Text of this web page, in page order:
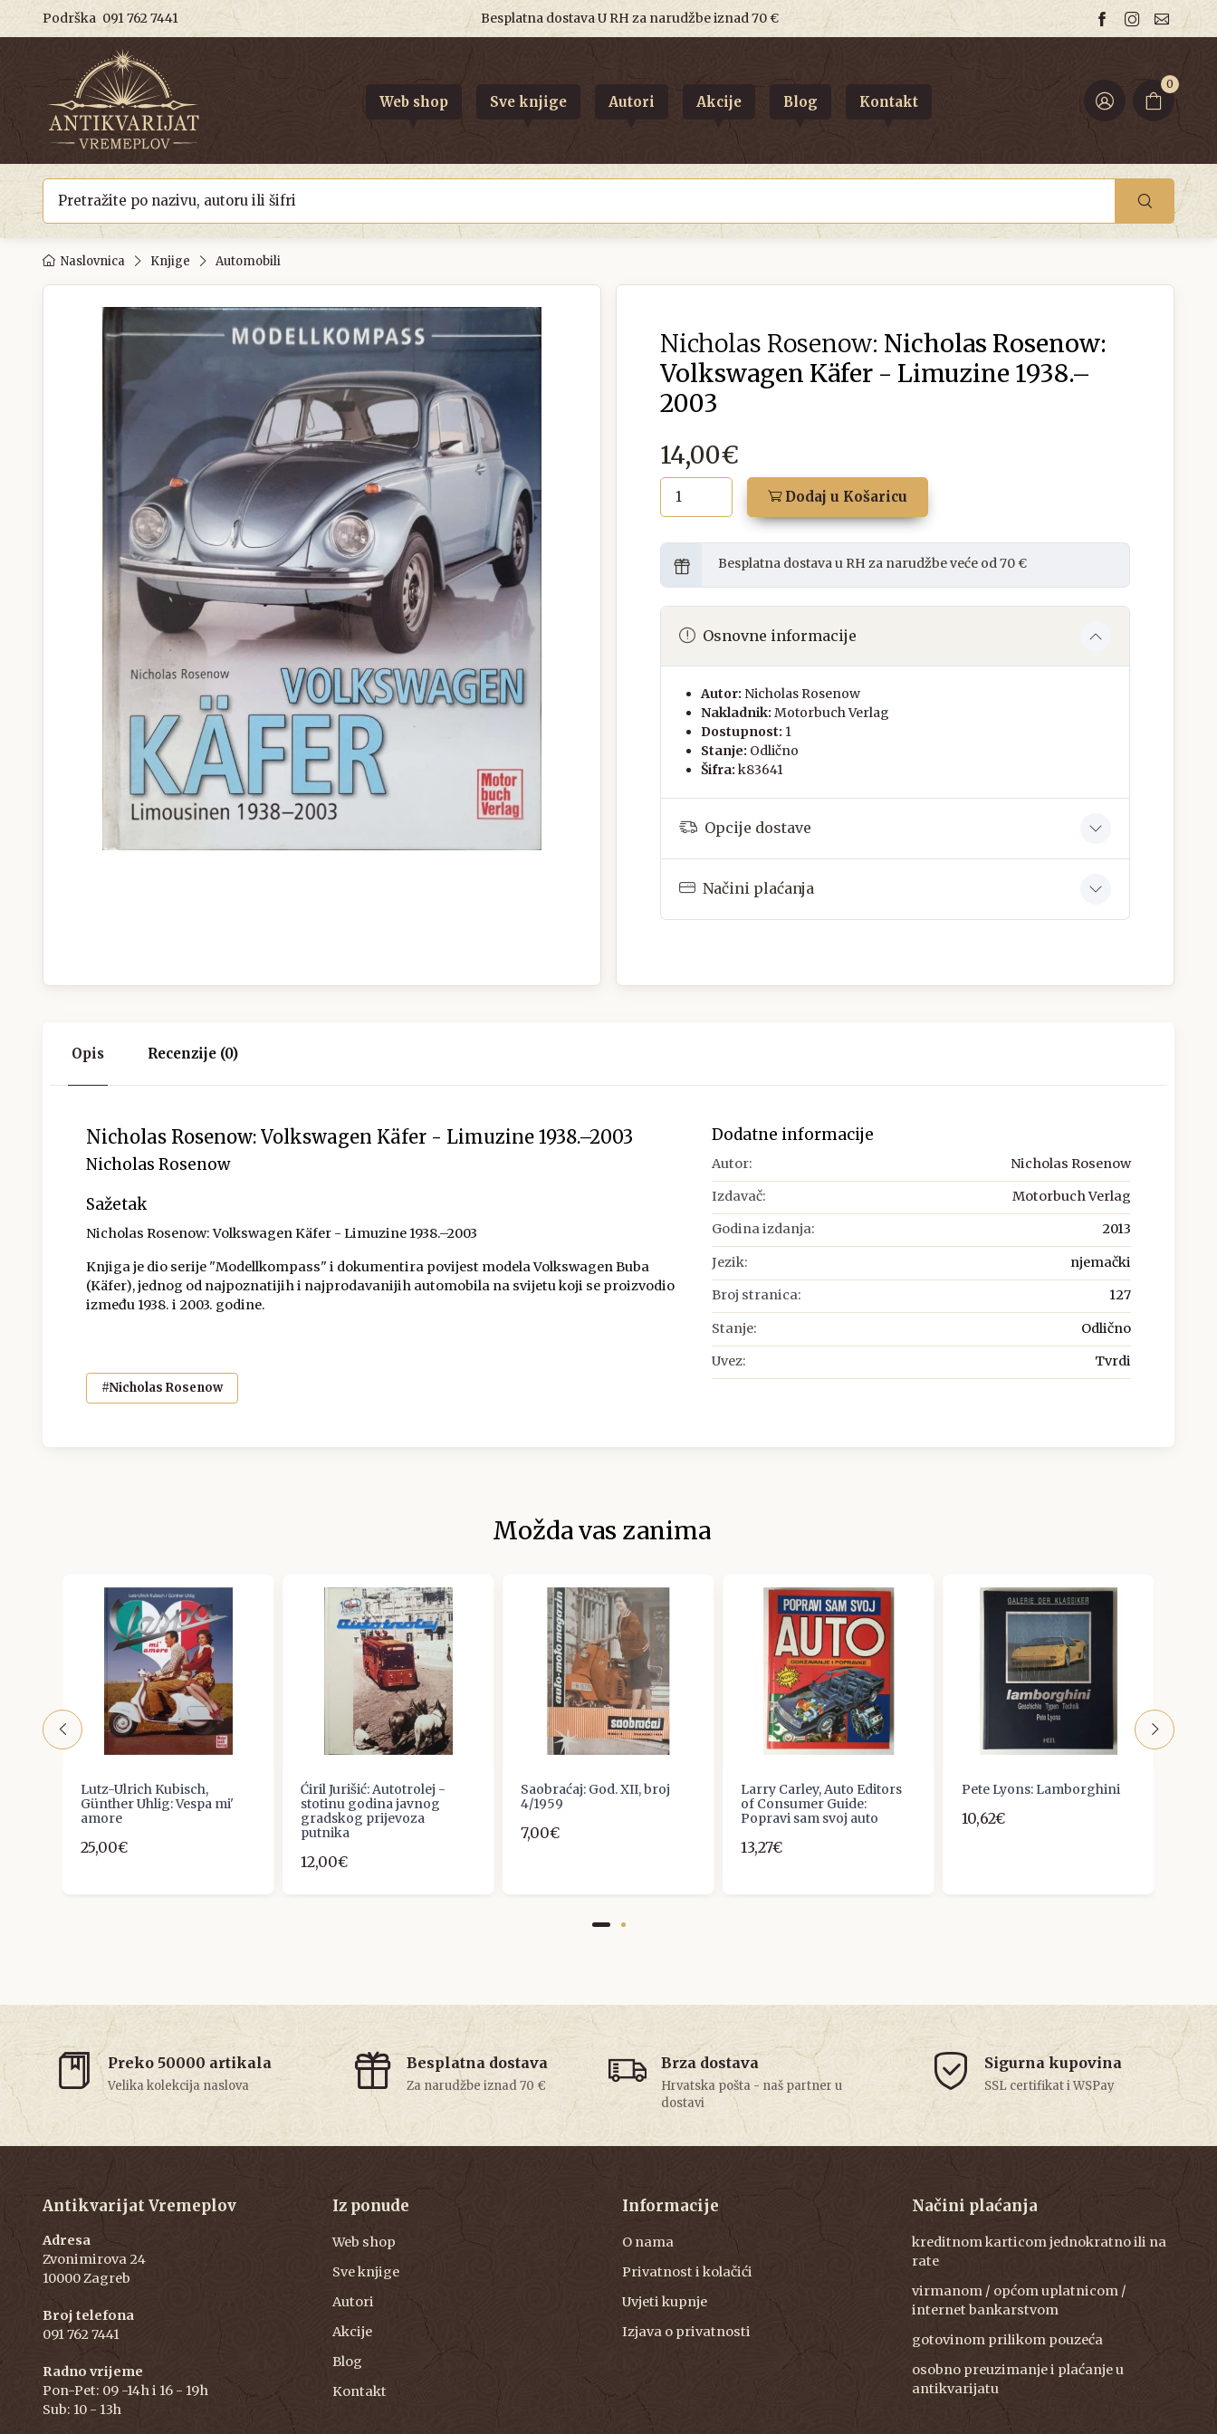
Podrška 091 762 7441 Besplatna dostava U RH za narudžbe iznad 70 €
0
Web shop Sve knjige Autori Akcije Blog Kontakt
Naslovnica Knjige Automobili
Nicholas Rosenow: Nicholas Rosenow:
Volkswagen Käfer - Limuzine 1938.–
2003
14,00€
Dodaj u Košaricu
Besplatna dostava u RH za narudžbe veće od 70 €
Osnovne informacije
Autor: Nicholas Rosenow
Nakladnik: Motorbuch Verlag
Dostupnost: 1
Stanje: Odlično
Šifra: k83641
Opcije dostave
Načini plaćanja
Opis Recenzije (0)
Nicholas Rosenow: Volkswagen Käfer - Limuzine 1938.–2003
Nicholas Rosenow
Sažetak
Nicholas Rosenow: Volkswagen Käfer - Limuzine 1938.–2003
Knjiga je dio serije "Modellkompass" i dokumentira povijest modela Volkswagen Buba
(Käfer), jednog od najpoznatijih i najprodavanijih automobila na svijetu koji se proizvodio
između 1938. i 2003. godine.
#Nicholas Rosenow
Dodatne informacije
Autor: Nicholas Rosenow
Izdavač: Motorbuch Verlag
Godina izdanja: 2013
Jezik: njemački
Broj stranica: 127
Stanje: Odlično
Uvez: Tvrdi
Možda vas zanima
Lutz-Ulrich Kubisch,
Günther Uhlig: Vespa mi'
amore
25,00€
Ćiril Jurišić: Autotrolej -
stotinu godina javnog
gradskog prijevoza
putnika
12,00€
Saobraćaj: God. XII, broj
4/1959
7,00€
Larry Carley, Auto Editors
of Consumer Guide:
Popravi sam svoj auto
13,27€
Pete Lyons: Lamborghini
10,62€
Preko 50000 artikala
Velika kolekcija naslova
Besplatna dostava
Za narudžbe iznad 70 €
Brza dostava
Hrvatska pošta - naš partner u
dostavi
Sigurna kupovina
SSL certifikat i WSPay
Antikvarijat Vremeplov
Adresa
Zvonimirova 24
10000 Zagreb
Broj telefona
091 762 7441
Radno vrijeme
Pon-Pet: 09 -14h i 16 - 19h
Sub: 10 - 13h
Iz ponude
Web shop
Sve knjige
Autori
Akcije
Blog
Kontakt
Informacije
O nama
Privatnost i kolačići
Uvjeti kupnje
Izjava o privatnosti
Načini plaćanja
kreditnom karticom jednokratno ili na
rate
virmanom / općom uplatnicom /
internet bankarstvom
gotovinom prilikom pouzeća
osobno preuzimanje i plaćanje u
antikvarijatu